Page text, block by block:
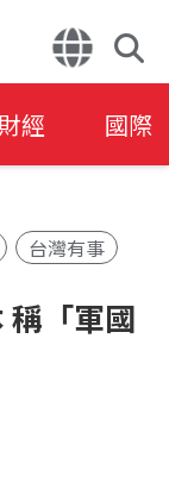
財經 國際
台灣有事
稱「軍國